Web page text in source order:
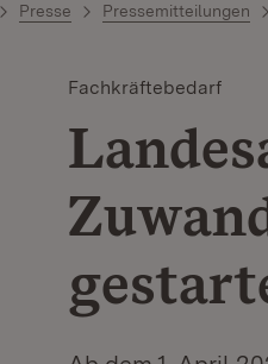
Presse Pressemitteilungen
Fachkräftebedarf